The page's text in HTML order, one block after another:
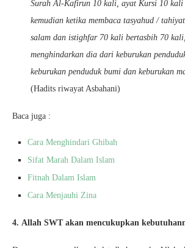
Surah Al-Kafirun 10 kali, ayat Kursi 10 kali
kemudian ketika membaca tasyahud /
salam dan istighfar 70 kali bertasbih 70
menghindarkan dia dari keburukan
keburukan penduduk bumi dan keburukan
(Hadits riwayat Asbahani)
Baca juga :
Cara Menghindari Ghibah
Sifat Marah Dalam Islam
Fitnah Dalam Islam
Cara Menjauhi Zina
4. Allah SWT akan mencukupkan